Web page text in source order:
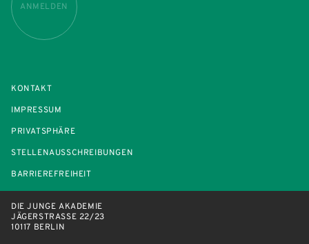
ANMELDEN
KONTAKT
IMPRESSUM
PRIVATSPHÄRE
STELLENAUSSCHREIBUNGEN
BARRIEREFREIHEIT
DIE JUNGE AKADEMIE
JÄGERSTRASSE 22/23
10117 BERLIN